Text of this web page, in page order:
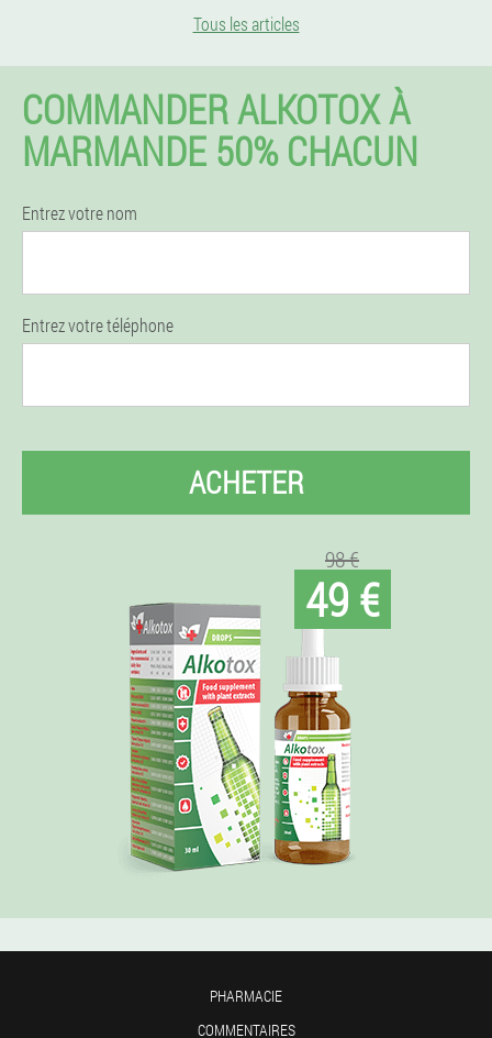
Tous les articles
COMMANDER ALKOTOX À
MARMANDE 50% CHACUN
Entrez votre nom
Entrez votre téléphone
ACHETER
98 €
49 €
PHARMACIE
COMMENTAIRES